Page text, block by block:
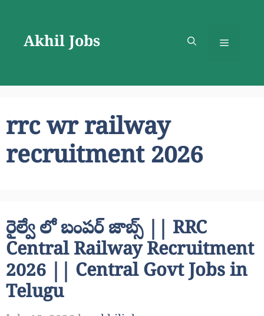
contentAkhil Jobs Menu
rrc wr railway
recruitment 2026
రైల్వే లో బంపర్ జాబ్స్ || RRC
Central Railway Recruitment
2026 || Central Govt Jobs in
Telugu